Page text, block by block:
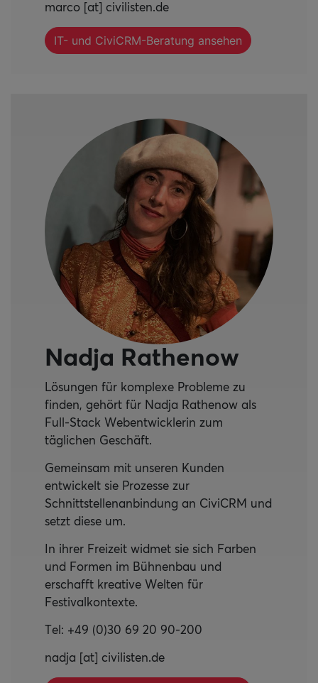
marco [at] civilisten.de
IT- und CiviCRM-Beratung ansehen
Nadja Rathenow
Lösungen für komplexe Probleme zu
finden, gehört für Nadja Rathenow als
Full-Stack Webentwicklerin zum
täglichen Geschäft.
Gemeinsam mit unseren Kunden
entwickelt sie Prozesse zur
Schnittstellenanbindung an CiviCRM und
setzt diese um.
In ihrer Freizeit widmet sie sich Farben
und Formen im Bühnenbau und
erschafft kreative Welten für
Festivalkontexte.
Tel: +49 (0)30 69 20 90-200
nadja [at] civilisten.de